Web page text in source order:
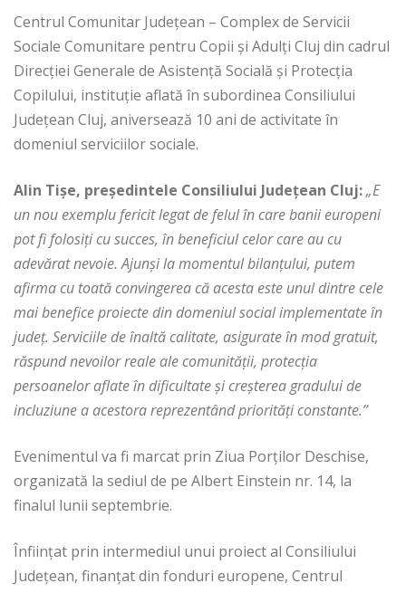
Centrul Comunitar Județean – Complex de Servicii
Sociale Comunitare pentru Copii și Adulți Cluj din cadrul
Direcției Generale de Asistență Socială și Protecția
Copilului, instituție aflată în subordinea Consiliului
Județean Cluj, aniversează 10 ani de activitate în
domeniul serviciilor sociale.
Alin Tișe, președintele Consiliului Județean Cluj:„E
un nou exemplu fericit legat de felul în care banii europeni
pot fi folosiți cu succes, în beneficiul celor care au cu
adevărat nevoie. Ajunși la momentul bilanțului, putem
afirma cu toată convingerea că acesta este unul dintre cele
mai benefice proiecte din domeniul social implementate în
județ. Serviciile de înaltă calitate, asigurate în mod gratuit,
răspund nevoilor reale ale comunității, protecția
persoanelor aflate în dificultate și creșterea gradului de
incluziune a acestora reprezentând priorități constante.”
Evenimentul va fi marcat prin Ziua Porților Deschise,
organizată la sediul de pe Albert Einstein nr. 14, la
finalul lunii septembrie.
Înființat prin intermediul unui proiect al Consiliului
Județean, finanțat din fonduri europene, Centrul